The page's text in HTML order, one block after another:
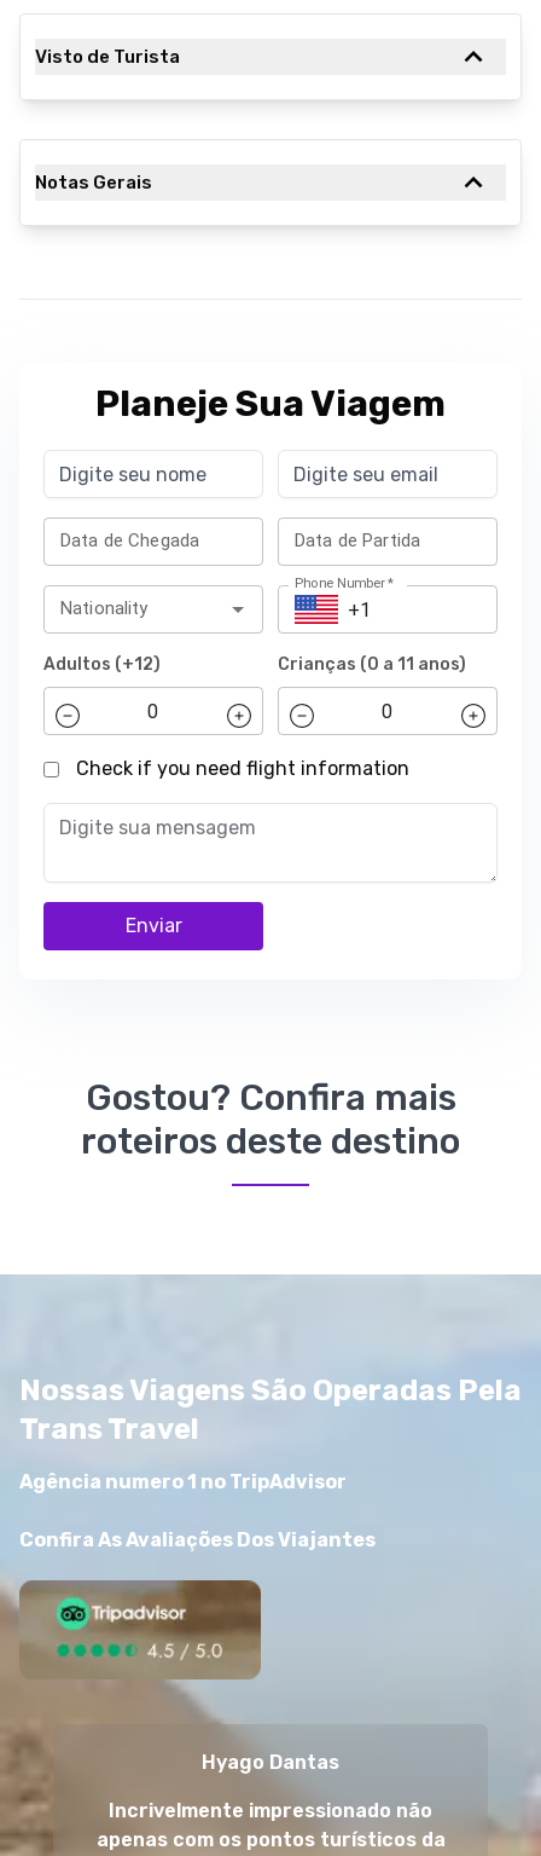
Visto de Turista
Notas Gerais
Planeje Sua Viagem
Data de Chegada Data de Partida
Nationality
Phone Number*
Adultos (+12) Crianças (0 a 11 anos)
Check if you need flight information
Enviar
Gostou? Confira mais
roteiros deste destino
Nossas Viagens São Operadas Pela
Trans Travel
Agência numero 1 no TripAdvisor
Confira As Avaliações Dos Viajantes
Hyago Dantas
Incrivelmente impressionado não
apenas com os pontos turísticos da